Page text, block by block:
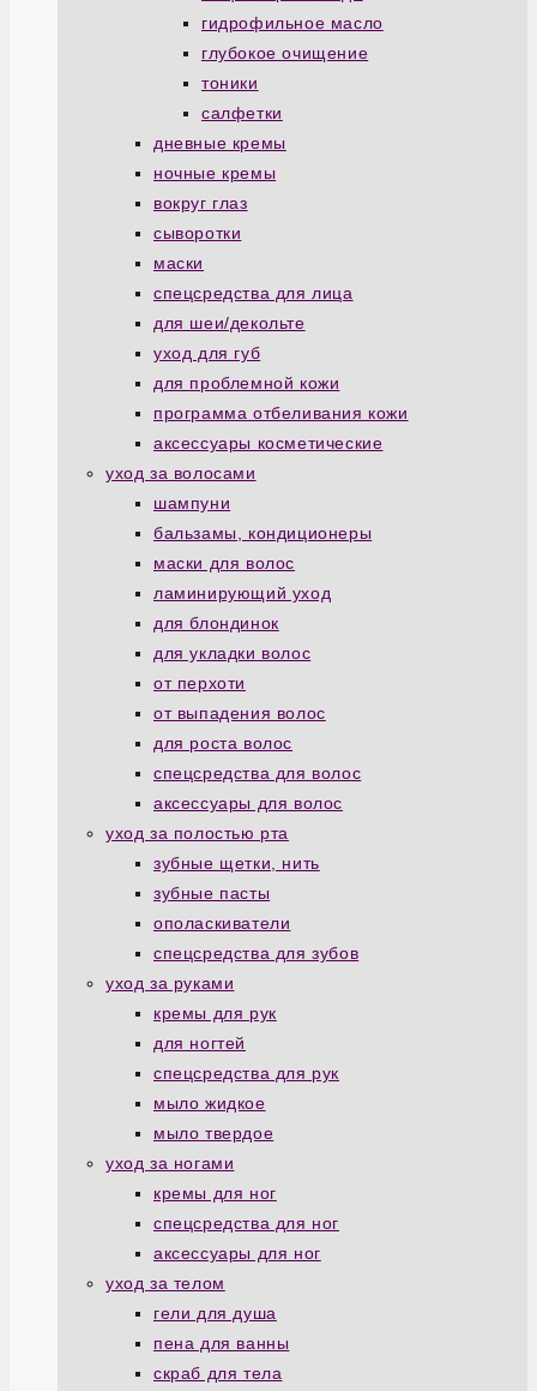
гидрофильное масло
глубокое очищение
тоники
салфетки
дневные кремы
ночные кремы
вокруг глаз
сыворотки
маски
спецсредства для лица
для шеи/декольте
уход для губ
для проблемной кожи
программа отбеливания кожи
аксессуары косметические
уход за волосами
шампуни
бальзамы, кондиционеры
маски для волос
ламинирующий уход
для блондинок
для укладки волос
от перхоти
от выпадения волос
для роста волос
спецсредства для волос
аксессуары для волос
уход за полостью рта
зубные щетки, нить
зубные пасты
ополаскиватели
спецсредства для зубов
уход за руками
кремы для рук
для ногтей
спецсредства для рук
мыло жидкое
мыло твердое
уход за ногами
кремы для ног
спецсредства для ног
аксессуары для ног
уход за телом
гели для душа
пена для ванны
скраб для тела